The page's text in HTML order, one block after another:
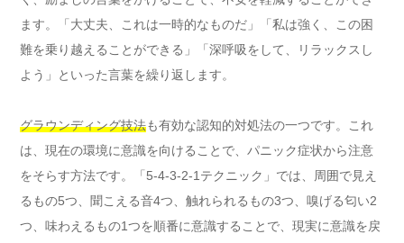
ます。「大丈夫、これは一時的なものだ」「私は強く、この困
難を乗り越えることができる」「深呼吸をして、リラックスし
よう」といった言葉を繰り返します。
グラウンディング技法も有効な認知的対処法の一つです。これ
は、現在の環境に意識を向けることで、パニック症状から注意
をそらす方法です。「5-4-3-2-1テクニック」では、周囲で見え
るもの5つ、聞こえる音4つ、触れられるもの3つ、嗅げる匂い2
つ、味わえるもの1つを順番に意識することで、現実に意識を戻